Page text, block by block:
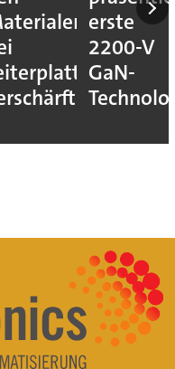
erste
2200-V
GaN-